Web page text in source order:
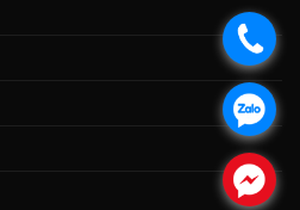
.
.
.